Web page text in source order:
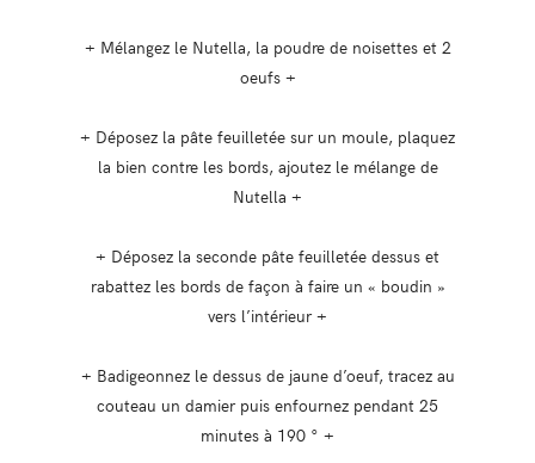
+ Mélangez le Nutella, la poudre de noisettes et 2
oeufs +
+ Déposez la pâte feuilletée sur un moule, plaquez
la bien contre les bords, ajoutez le mélange de
Nutella +
+ Déposez la seconde pâte feuilletée dessus et
rabattez les bords de façon à faire un « boudin »
vers l’intérieur +
+ Badigeonnez le dessus de jaune d’oeuf, tracez au
couteau un damier puis enfournez pendant 25
minutes à 190 ° +